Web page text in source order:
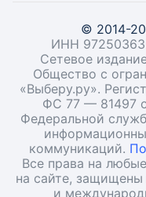
© 2014-
ИНН
Сетевое
Общество с
«Выберу.ру».
ФС 77 — 81497
Федеральной
коммуникаций.
Все права на
на сайте, защищены
и